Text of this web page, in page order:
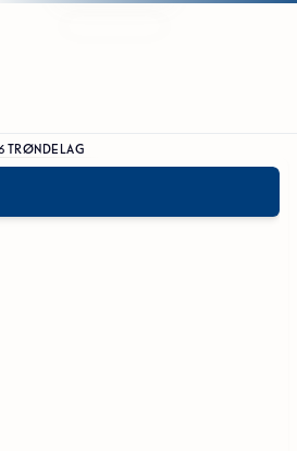
TRØNDELAG